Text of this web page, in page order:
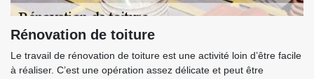
Rénovation de toiture
Le travail de rénovation de toiture est une activité loin d’être facile
à réaliser. C’est une opération assez délicate et peut être